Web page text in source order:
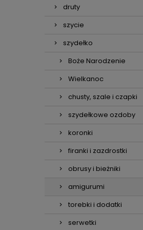
druty
szycie
szydełko
Boże Narodzenie
Wielkanoc
chusty, szale i czapki
szydełkowe ozdoby
koronki
firanki i zazdrostki
obrusy i bieżniki
amigurumi
torebki i dodatki
serwetki